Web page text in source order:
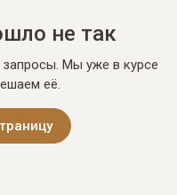
не так
запросы. Мы уже в курсе
её.